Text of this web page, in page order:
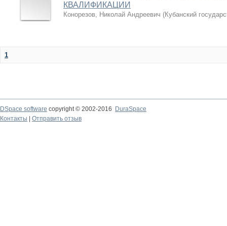
КВАЛИФИКАЦИИ
Конорезов, Николай Андреевич (Кубанский
1
DSpace software copyright © 2002-2016
DuraSpace
Контакты
Отправить отзыв